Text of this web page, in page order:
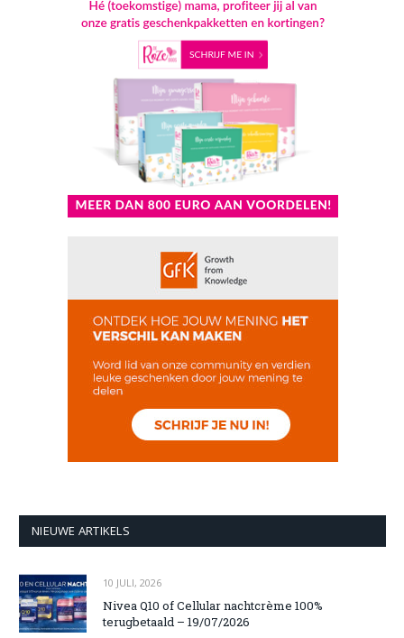
NIEUWE ARTIKELS
10 JULI, 2026
Nivea Q10 of Cellular nachtcrème 100%
terugbetaald – 19/07/2026